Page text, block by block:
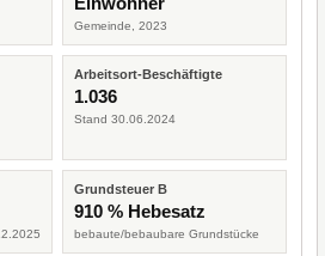
Gemeinde, 2023
Arbeitsort-Beschäftigte
1.036
Stand 30.06.2024
Grundsteuer B
910 % Hebesatz
bebaute/bebaubare Grundstücke